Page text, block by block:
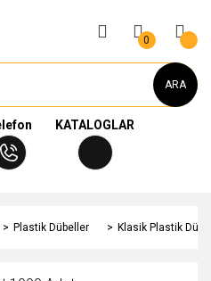
ARA
KATALOGLAR
0
Plastik Dübeller Klasik Plastik